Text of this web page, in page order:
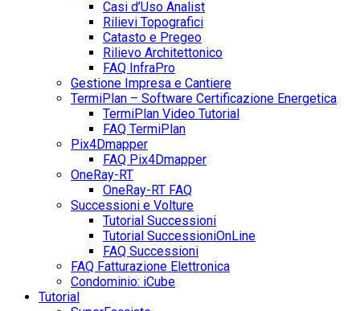
Casi d’Uso Analist
Rilievi Topografici
Catasto e Pregeo
Rilievo Architettonico
FAQ InfraPro
Gestione Impresa e Cantiere
TermiPlan – Software Certificazione Energetica
TermiPlan Video Tutorial
FAQ TermiPlan
Pix4Dmapper
FAQ Pix4Dmapper
OneRay-RT
OneRay-RT FAQ
Successioni e Volture
Tutorial Successioni
Tutorial SuccessioniOnLine
FAQ Successioni
FAQ Fatturazione Elettronica
Condominio: iCube
Tutorial